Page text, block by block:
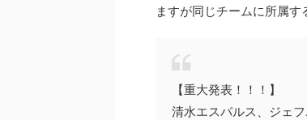
ますが同じチームに所属す
【重大発表！！！】
清水エスパルス、ジェ